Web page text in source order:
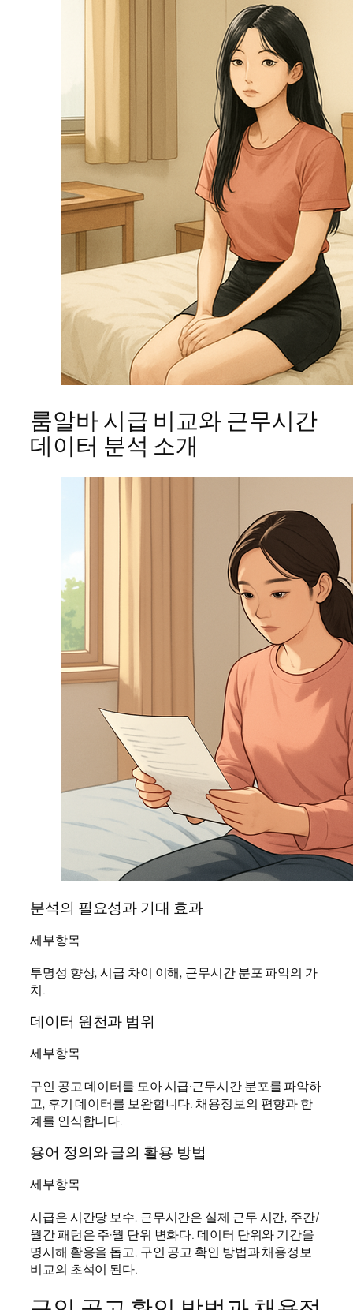
룸알바 시급 비교와 근무시간
데이터 분석 소개
분석의 필요성과 기대 효과
세부항목
투명성 향상, 시급 차이 이해, 근무시간 분포 파악의 가
치.
데이터 원천과 범위
세부항목
구인 공고 데이터를 모아 시급·근무시간 분포를 파악하
고, 후기 데이터를 보완합니다. 채용정보의 편향과 한
계를 인식합니다.
용어 정의와 글의 활용 방법
세부항목
시급은 시간당 보수, 근무시간은 실제 근무 시간, 주간/
월간 패턴은 주·월 단위 변화다. 데이터 단위와 기간을
명시해 활용을 돕고, 구인 공고 확인 방법과 채용정보
비교의 초석이 된다.